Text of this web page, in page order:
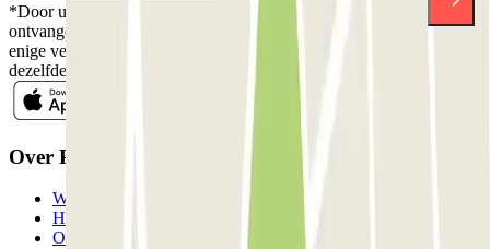
*Door u in te schrijven aanvaardt u ons Privacybeleid voor het
ontvangen van commerciële communicatie van Parclick. Zonder
enige verplichting kunt u zich uitschrijven wanneer u maar wilt in
dezelfde nieuwsbrief.
Over Parclick
Wie we zijn
Hoe het werkt
Onze parkeergarages